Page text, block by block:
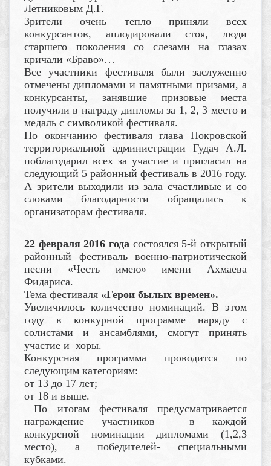
Летниковым Д.Г.
Зрители очень тепло приняли всех
конкурсантов, аплодировали стоя, люди
старшего поколения со слезами на глазах
кричали «Браво»…
Все участники фестиваля были заслуженно
отмечены дипломами и памятными призами, а
конкурсанты, занявшие призовые места
получили в награду дипломы за 1, 2, 3 место и
медаль с символикой фестиваля.
По окончанию фестиваля глава Покровской
территориальной администрации Гудач А.Л.
поблагодарил всех за участие и пригласил на
следующий 5 районный фестиваль в 2016 году.
А зрители выходили из зала счастливые и со
словами благодарности обращались к
организаторам фестиваля.
22 февраля 2016 года состоялся 5-й открытый
районный фестиваль военно-патриотической
песни «Честь имею» имени Ахмаева
Фидариса.
Тема фестиваля «Герои былых времен».
Увеличилось количество номинаций. В этом
году в конкурной программе наряду с
солистами и ансамблями, смогут принять
участие и хоры.
Конкурсная программа проводится по
следующим категориям:
от 13 до 17 лет;
от 18 и выше.
По итогам фестиваля предусматривается
награждение участников в каждой
конкурсной номинации дипломами (1,2,3
место), а победителей- специальными
кубками.